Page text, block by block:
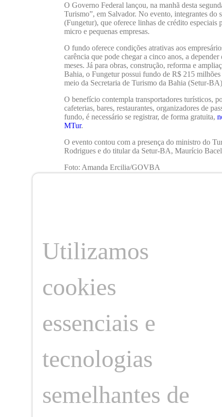
O Governo Federal lançou, na manhã desta
Turismo”, em Salvador. No evento, integrantes do
(Fungetur), que oferece linhas de crédito especiais
micro e pequenas empresas.
O fundo oferece condições atrativas aos
carência que pode chegar a cinco anos, a
meses. Já para obras, construção, reforma e
Bahia, o Fungetur possui fundo de R$ 215
meio da Secretaria de Turismo da Bahia (Setur-
O benefício contempla transportadores turísticos,
cafeterias, bares, restaurantes, organizadores de
fundo, é necessário se registrar, de forma gratuita,
MTur.
O evento contou com a presença do ministro do
Rodrigues e do titular da Setur-BA, Maurício
Foto: Amanda Ercilia/GOVBA
Publicação anterior
Próxima publicação
Utilizamos
cookies
essenciais e
tecnologias
semelhantes de